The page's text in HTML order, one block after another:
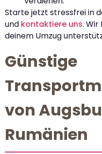
Starte jetzt stressfrei in
und kontaktiere uns. Wir
deinem Umzug
Günstige
von
Rumänien